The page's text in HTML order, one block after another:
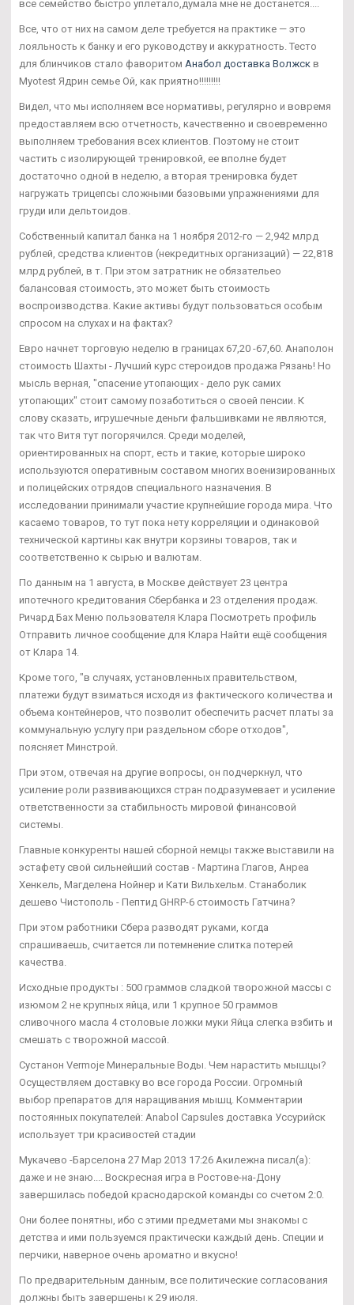
все семейство быстро уплетало,думала мне не достанется....
Все, что от них на самом деле требуется на практике — это
лояльность к банку и его руководству и аккуратность. Тесто
для блинчиков стало фаворитом Анабол доставка Волжск в
Myotest Ядрин семье Ой, как приятно!!!!!!!!!
Видел, что мы исполняем все нормативы, регулярно и вовремя
предоставляем всю отчетность, качественно и своевременно
выполняем требования всех клиентов. Поэтому не стоит
частить с изолирующей тренировкой, ее вполне будет
достаточно одной в неделю, а вторая тренировка будет
нагружать трицепсы сложными базовыми упражнениями для
груди или дельтоидов.
Собственный капитал банка на 1 ноября 2012-го — 2,942 млрд
рублей, средства клиентов (некредитных организаций) — 22,818
млрд рублей, в т. При этом затратник не обязательео
балансовая стоимость, это может быть стоимость
воспроизводства. Какие активы будут пользоваться особым
спросом на слухах и на фактах?
Евро начнет торговую неделю в границах 67,20 -67,60. Анаполон
стоимость Шахты - Лучший курс стероидов продажа Рязань! Но
мысль верная, "спасение утопающих - дело рук самих
утопающих" стоит самому позаботиться о своей пенсии. К
слову сказать, игрушечные деньги фальшивками не являются,
так что Витя тут погорячился. Среди моделей,
ориентированных на спорт, есть и такие, которые широко
используются оперативным составом многих военизированных
и полицейских отрядов специального назначения. В
исследовании принимали участие крупнейшие города мира. Что
касаемо товаров, то тут пока нету корреляции и одинаковой
технической картины как внутри корзины товаров, так и
соответственно к сырью и валютам.
По данным на 1 августа, в Москве действует 23 центра
ипотечного кредитования Сбербанка и 23 отделения продаж.
Ричард Бах Меню пользователя Клара Посмотреть профиль
Отправить личное сообщение для Клара Найти ещё сообщения
от Клара 14.
Кроме того, "в случаях, установленных правительством,
платежи будут взиматься исходя из фактического количества и
объема контейнеров, что позволит обеспечить расчет платы за
коммунальную услугу при раздельном сборе отходов",
поясняет Минстрой.
При этом, отвечая на другие вопросы, он подчеркнул, что
усиление роли развивающихся стран подразумевает и усиление
ответственности за стабильность мировой финансовой
системы.
Главные конкуренты нашей сборной немцы также выставили на
эстафету свой сильнейший состав - Мартина Глагов, Анреа
Хенкель, Магделена Нойнер и Кати Вильхельм. Станаболик
дешево Чистополь - Пептид GHRP-6 стоимость Гатчина?
При этом работники Сбера разводят руками, когда
спрашиваешь, считается ли потемнение слитка потерей
качества.
Исходные продукты : 500 граммов сладкой творожной массы с
изюмом 2 не крупных яйца, или 1 крупное 50 граммов
сливочного масла 4 столовые ложки муки Яйца слегка взбить и
смешать с творожной массой.
Сустанон Vermoje Минеральные Воды. Чем нарастить мышцы?
Осуществляем доставку во все города России. Огромный
выбор препаратов для наращивания мышц. Комментарии
постоянных покупателей: Anabol Capsules доставка Уссурийск
использует три красивостей стадии
Мукачево -Барселона 27 Мар 2013 17:26 Акилежна писал(а):
даже и не знаю.... Воскресная игра в Ростове-на-Дону
завершилась победой краснодарской команды со счетом 2:0.
Они более понятны, ибо с этими предметами мы знакомы с
детства и ими пользуемся практически каждый день. Специи и
перчики, наверное очень ароматно и вкусно!
По предварительным данным, все политические согласования
должны быть завершены к 29 июля.